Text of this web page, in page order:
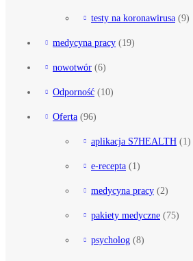
testy na koronawirusa (9)
medycyna pracy (19)
nowotwór (6)
Odporność (10)
Oferta (96)
aplikacja S7HEALTH (1)
e-recepta (1)
medycyna pracy (2)
pakiety medyczne (75)
psycholog (8)